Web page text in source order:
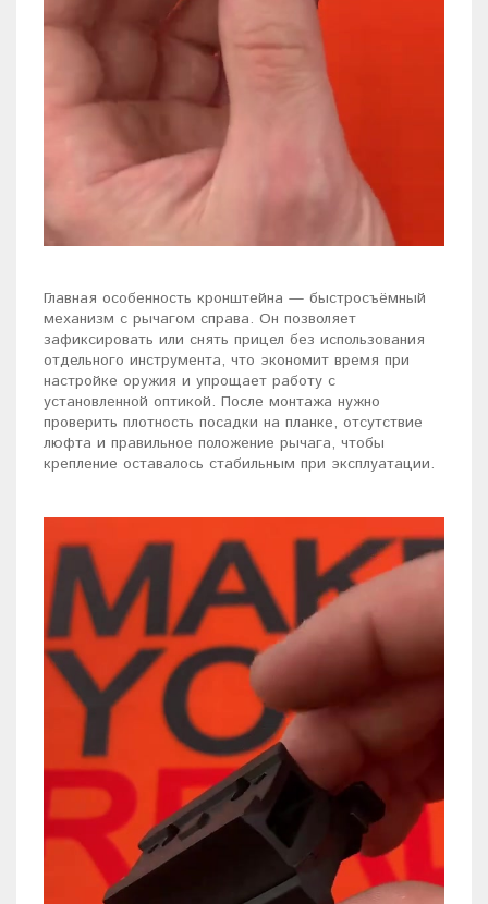
Главная особенность кронштейна — быстросъёмный
механизм с рычагом справа. Он позволяет
зафиксировать или снять прицел без использования
отдельного инструмента, что экономит время при
настройке оружия и упрощает работу с
установленной оптикой. После монтажа нужно
проверить плотность посадки на планке, отсутствие
люфта и правильное положение рычага, чтобы
крепление оставалось стабильным при эксплуатации.